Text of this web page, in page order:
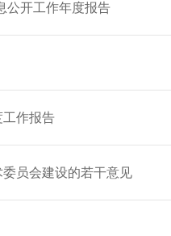
公开工作年度报告
工作报告
员会建设的若干意见